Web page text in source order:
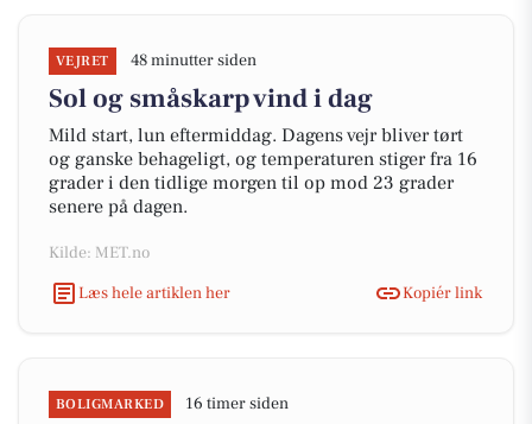
VEJRET 48 minutter siden
Sol og småskarp vind i dag
Mild start, lun eftermiddag. Dagens vejr bliver tørt
og ganske behageligt, og temperaturen stiger fra 16
grader i den tidlige morgen til op mod 23 grader
senere på dagen.
Kilde: MET.no
Læs hele artiklen her
Kopiér link
BOLIGMARKED 16 timer siden